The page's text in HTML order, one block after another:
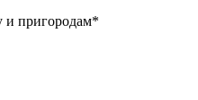
и пригородам*